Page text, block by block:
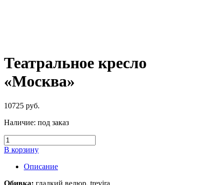
Театральное кресло
«Москва»
10725 руб.
Наличие: под заказ
В корзину
Описание
Обивка: гладкий велюр, trevira